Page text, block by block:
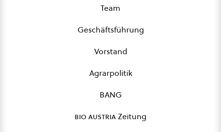
Team
Geschäftsführung
Vorstand
Agrarpolitik
BANG
bio austriaZeitung